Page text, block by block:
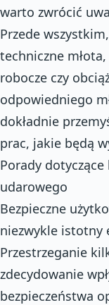
warto zwrócić
Przede
techniczne
robocze czy
odpowiedniego
dokładnie
prac, jakie będą
Porady
udarowego
Bezpieczne
niezwykle istotny
Przestrzeganie
zdecydowanie
bezpieczeństwa